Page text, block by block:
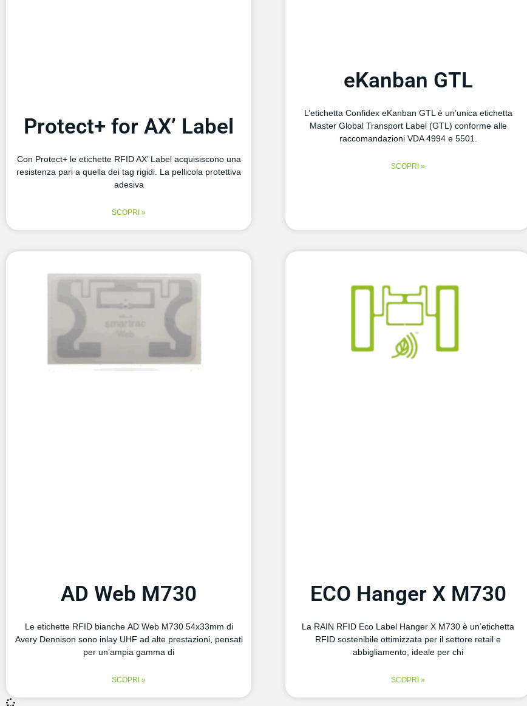
Protect+ for AX’ Label
Con Protect+ le etichette RFID AX’ Label acquisiscono una
resistenza pari a quella dei tag rigidi. La pellicola protettiva
adesiva
SCOPRI »
eKanban GTL
L’etichetta Confidex eKanban GTL è un’unica etichetta
Master Global Transport Label (GTL) conforme alle
raccomandazioni VDA 4994 e 5501.
SCOPRI »
AD Web M730
Le etichette RFID bianche AD Web M730 54x33mm di
Avery Dennison sono inlay UHF ad alte prestazioni, pensati
per un’ampia gamma di
SCOPRI »
ECO Hanger X M730
La RAIN RFID Eco Label Hanger X M730 è un’etichetta
RFID sostenibile ottimizzata per il settore retail e
abbigliamento, ideale per chi
SCOPRI »